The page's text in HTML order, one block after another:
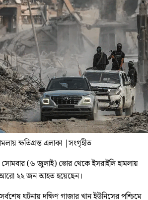
ক্ষতিগ্রস্ত এলাকা |সংগৃহীত
সোমবার (৬ জুলাই) ভোর থেকে ইসরাইলি হামলায়
আরো ২২ জন আহত হয়েছেন।
ঘটনায় দক্ষিণ গাজার খান ইউনিসের পশ্চিমে